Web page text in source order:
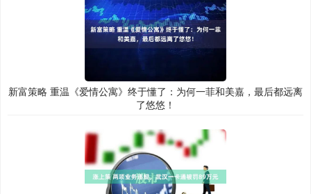
新富策略 重温《爱情公寓》终于懂了：为何一菲和美嘉，最后都远离
了悠悠！